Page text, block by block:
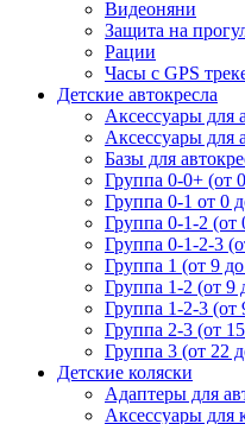
Видеоняни
Защита на
Рации
Часы с GPS
Детские автокресла
Аксессуары для
Аксессуары для
Базы для
Группа 0-0+ (от
Группа 0-1 от 0
Группа 0-1-2 (от
Группа 0-1-2-3
Группа 1 (от 9
Группа 1-2 (от 9
Группа 1-2-3 (от
Группа 2-3 (от
Группа 3 (от 22
Детские коляски
Адаптеры для
Аксессуары для